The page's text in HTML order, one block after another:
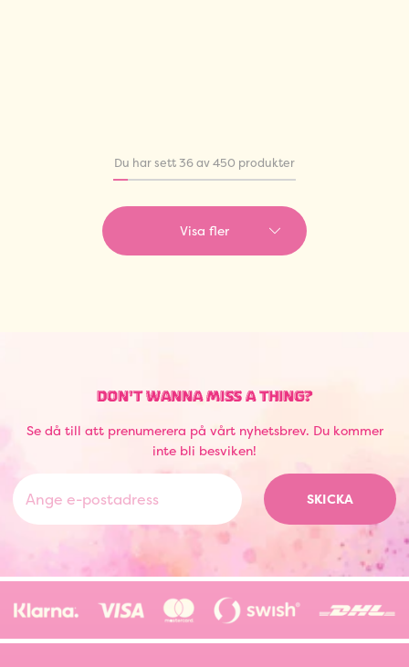
Du har sett 36 av 450 produkter
Visa fler
DON'T WANNA MISS A THING?
Se då till att prenumerera på vårt nyhetsbrev. Du kommer
inte bli besviken!
SKICKA